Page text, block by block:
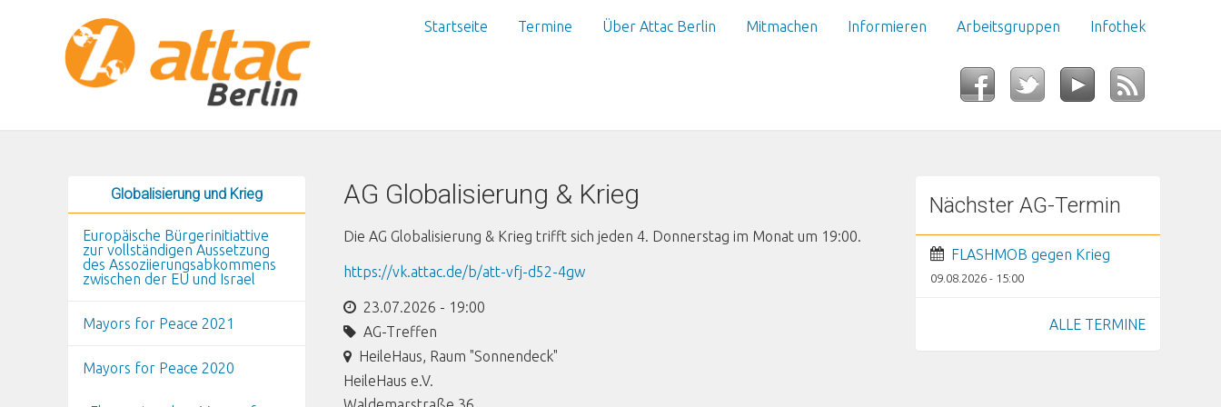
Startseite
Termine Über Attac Berlin Mitmachen Informieren Arbeitsgruppen Infothek
AG Globalisierung & Krieg
Die AG Globalisierung & Krieg trifft sich jeden 4. Donnerstag im Monat um 19:00.
https://vk.attac.de/b/att-vfj-d52-4gw
23.07.2026 - 19:00
AG-Treffen
HeileHaus, Raum "Sonnendeck"
HeileHaus e.V.
Globalisierung und Krieg
Europäische Bürgerinitiattive
zur vollständigen Aussetzung
des Assoziierungsabkommens
zwischen der EU und Israel
Mayors for Peace 2021
Mayors for Peace 2020
Nächster AG-Termin
FLASHMOB gegen Krieg
09.08.2026 - 15:00
ALLE TERMINE